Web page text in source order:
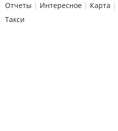
Отчеты | Интересное | Карта |
Такси